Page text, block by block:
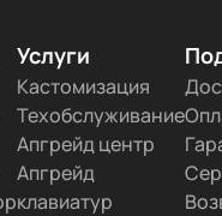
Услуги
Кастомизация
Техобслуживание
Апгрейд центр
Апгрейд
клавиатур